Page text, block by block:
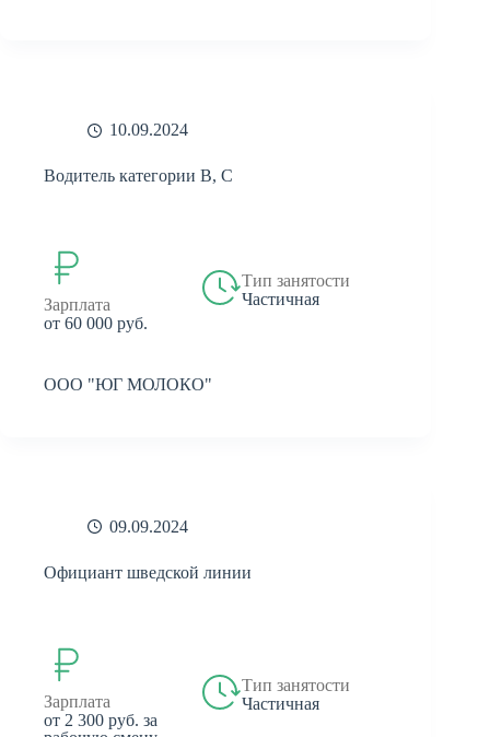
10.09.2024
Водитель категории В, С
Зарплата
от 60 000 руб.
Тип занятости
Частичная
ООО "ЮГ МОЛОКО"
09.09.2024
Официант шведской линии
Зарплата
от 2 300 руб. за
Тип занятости
Частичная